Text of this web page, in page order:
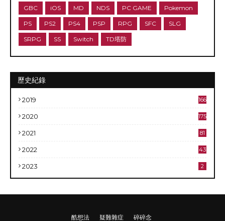
GBC iOS MD NDS PC GAME Pokemon
PS PS2 PS4 PSP RPG SFC SLG
SRPG SS Switch TD塔防
歷史紀錄
2019 166
2020 175
2021 81
2022 43
2023 2
酷想法 疑難雜症 碎碎念